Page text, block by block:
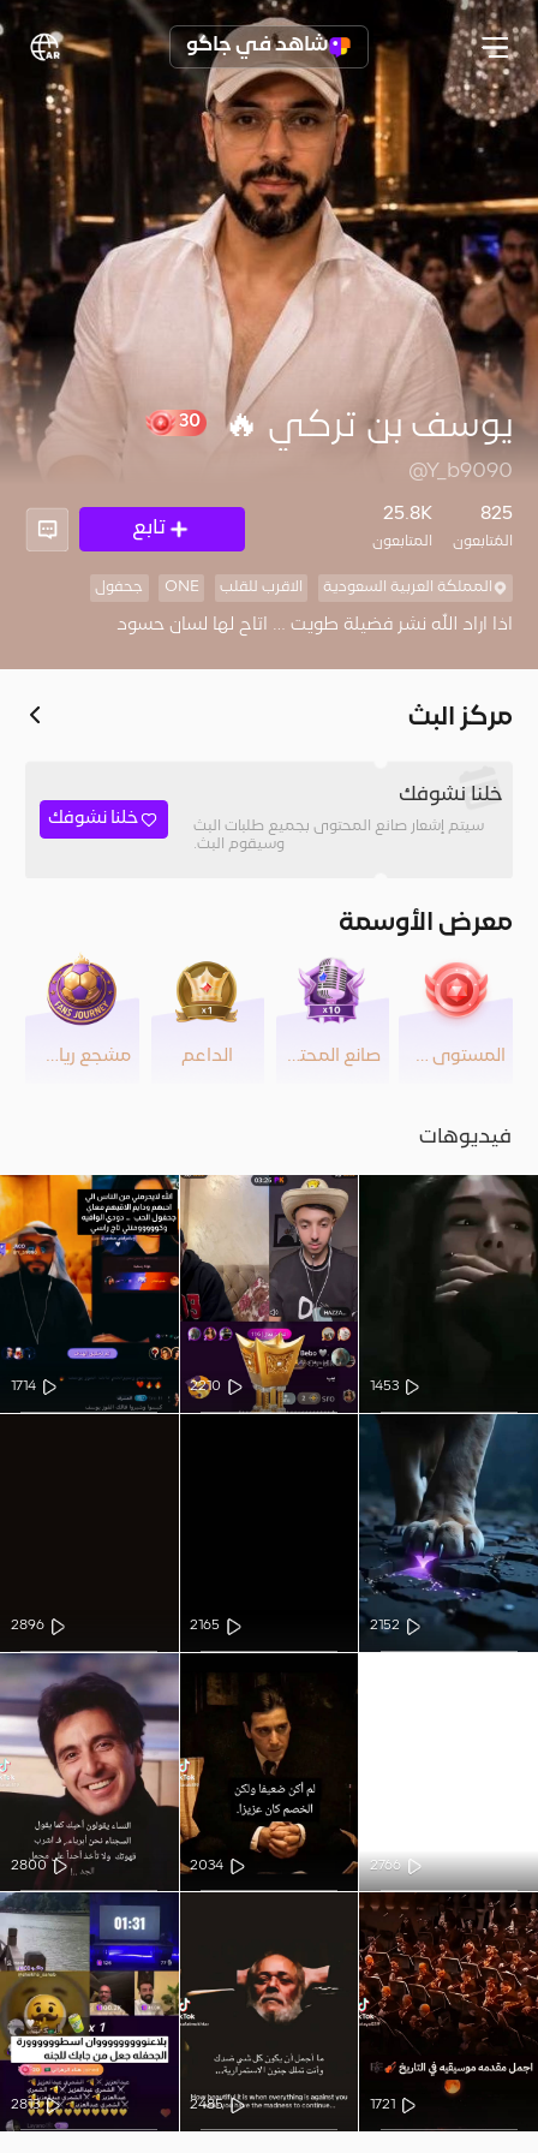
شاهد في جاكو
يوسف بن تركي 🔥
@Y_b9090
825
المُتابعون
25.8K
المتابعون
تابع
المملكة العربية السعودية الاقرب للقلب ONE جحفول
اذا اراد الله نشر فضيلة طويت … اتاح لها لسان حسود
مركز البث
خلنا نشوفك
سيتم إشعار صانع المحتوى بجميع طلبات البث
وسيقوم البث.
خلنا نشوفك
معرض الأوسمة
المستوى 30 صانع المحتوى الداعم مشجع رياضي
فيديوهات
1453
2210
1714
2152
2165
2896
2766
2034
2800
1721
2485
2813